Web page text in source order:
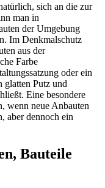
sich an die zur
man in
der Umgebung
Im Denkmalschutz
aus der
Farbe
oder ein
glatten Putz und
Eine besondere
wenn neue Anbauten
aber dennoch ein
Bauteile